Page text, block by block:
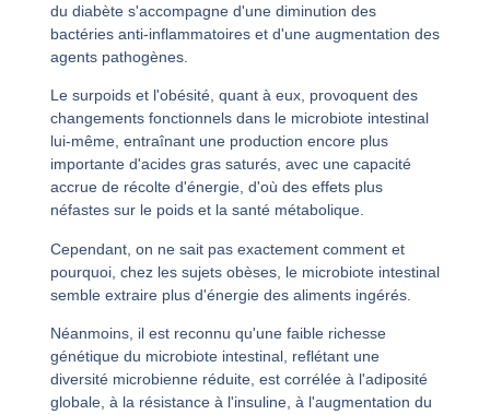
du diabète s'accompagne d'une diminution des
bactéries anti-inflammatoires et d'une augmentation des
agents pathogènes.
Le surpoids et l'obésité, quant à eux, provoquent des
changements fonctionnels dans le microbiote intestinal
lui-même, entraînant une production encore plus
importante d'acides gras saturés, avec une capacité
accrue de récolte d'énergie, d'où des effets plus
néfastes sur le poids et la santé métabolique.
Cependant, on ne sait pas exactement comment et
pourquoi, chez les sujets obèses, le microbiote intestinal
semble extraire plus d'énergie des aliments ingérés.
Néanmoins, il est reconnu qu'une faible richesse
génétique du microbiote intestinal, reflétant une
diversité microbienne réduite, est corrélée à l'adiposité
globale, à la résistance à l'insuline, à l'augmentation du